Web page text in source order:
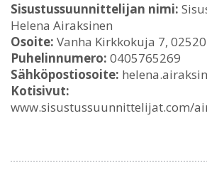
Sisustussuunnittelijan nimi:
Helena Airaksinen
Osoite: Vanha Kirkkokuja 7,
Puhelinnumero: 0405765269
Sähköpostiosoite:
Kotisivut:
www.sisustussuunnittelijat.com/